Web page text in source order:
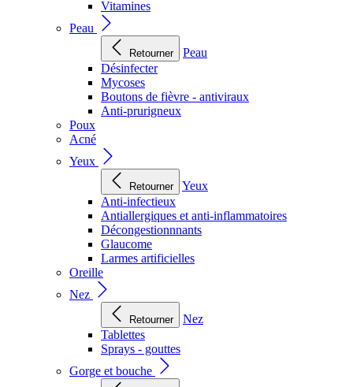
Vitamines
Peau
Retourner
Peau
Désinfecter
Mycoses
Boutons de fièvre - antiviraux
Anti-prurigneux
Poux
Acné
Yeux
Retourner
Yeux
Anti-infectieux
Antiallergiques et anti-inflammatoires
Décongestionnnants
Glaucome
Larmes artificielles
Oreille
Nez
Retourner
Nez
Tablettes
Sprays - gouttes
Gorge et bouche